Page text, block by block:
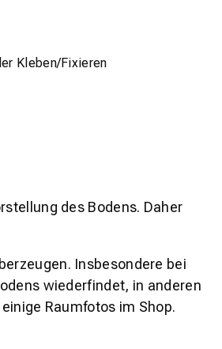
Kleben/Fixieren
des Bodens. Daher
Insbesondere bei
wiederfindet, in anderen
Raumfotos im Shop.